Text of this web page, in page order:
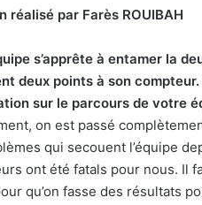
réalisé par Farès ROUIBAH
s’apprête à entamer la
deux points à son
sur le parcours de votre
on est passé
qui secouent l’équipe
ont été fatals pour nous. Il
qu’on fasse des résultats